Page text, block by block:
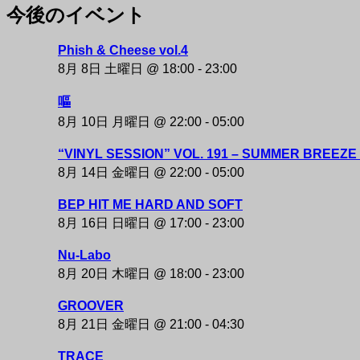
NAKAZAKI DEPOT
今後のイベント
Phish & Cheese vol.4
8月 8日 土曜日 @ 18:00 - 23:00
嘔
8月 10日 月曜日 @ 22:00 - 05:00
“VINYL SESSION” VOL. 191 – SUMMER BREEZE
8月 14日 金曜日 @ 22:00 - 05:00
BEP HIT ME HARD AND SOFT
8月 16日 日曜日 @ 17:00 - 23:00
Nu-Labo
8月 20日 木曜日 @ 18:00 - 23:00
GROOVER
8月 21日 金曜日 @ 21:00 - 04:30
TRACE